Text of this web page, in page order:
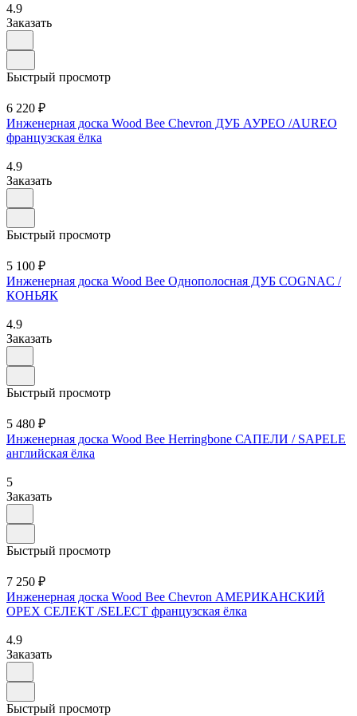
4.9
Заказать
Быстрый просмотр
6 220 ₽
Инженерная доска Wood Bee Chevron ДУБ АУРЕО /AUREO
французская ёлка
4.9
Заказать
Быстрый просмотр
5 100 ₽
Инженерная доска Wood Bee Однополосная ДУБ COGNAC /
КОНЬЯК
4.9
Заказать
Быстрый просмотр
5 480 ₽
Инженерная доска Wood Bee Herringbone САПЕЛИ / SAPELE
английская ёлка
5
Заказать
Быстрый просмотр
7 250 ₽
Инженерная доска Wood Bee Chevron АМЕРИКАНСКИЙ
ОРЕХ СЕЛЕКТ /SELECT французская ёлка
4.9
Заказать
Быстрый просмотр